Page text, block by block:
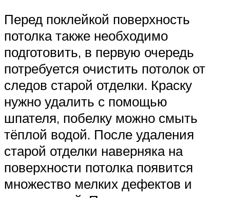
Перед поклейкой поверхность
потолка также необходимо
подготовить, в первую очередь
потребуется очистить потолок от
следов старой отделки. Краску
нужно удалить с помощью
шпателя, побелку можно смыть
тёплой водой. После удаления
старой отделки наверняка на
поверхности потолка появится
множество мелких дефектов и